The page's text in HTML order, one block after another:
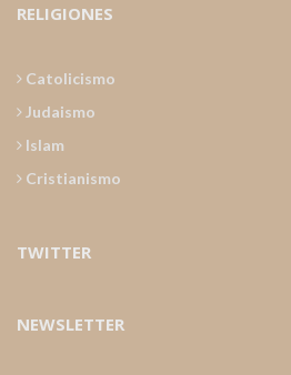
RELIGIONES
Catolicismo
Judaismo
Islam
Cristianismo
TWITTER
NEWSLETTER